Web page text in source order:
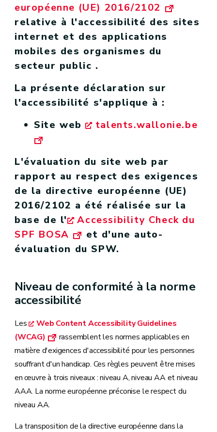
européenne (UE) 2016/2102
relative à l'accessibilité des sites
internet et des applications
mobiles des organismes du
secteur public .
La présente déclaration sur
l'accessibilité s'applique à :
Site web
talents.wallonie.be
L'évaluation du site web par
rapport au respect des exigences
de la directive européenne (UE)
2016/2102 a été réalisée sur la
base de l'
Accessibility Check du
SPF BOSA
et d'une auto-
évaluation du SPW.
Niveau de conformité à la norme
accessibilité
Les
Web Content Accessibility Guidelines
(WCAG)
rassemblent les normes applicables en
matière d'exigences d'accessibilité pour les personnes
souffrant d'un handicap. Ces règles peuvent être mises
en œuvre à trois niveaux : niveau A, niveau AA et niveau
AAA. La norme européenne préconise le respect du
niveau AA.
La transposition de la directive européenne dans la